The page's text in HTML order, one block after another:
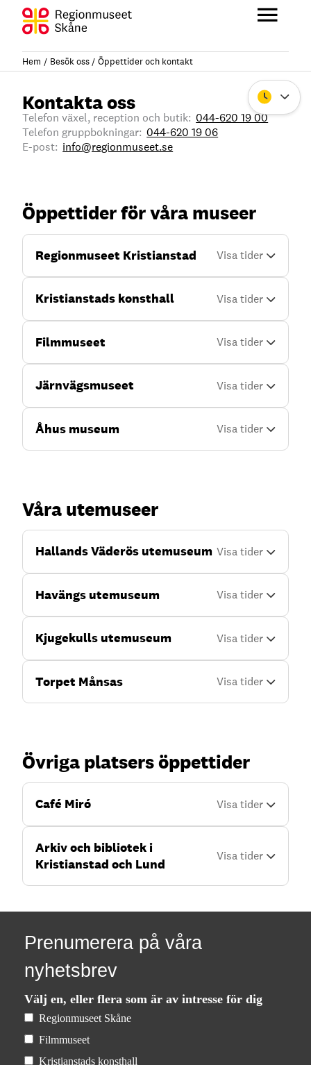
Hoppa
innehåll
Stäng
Hem Besök oss Öppettider och kontakt
Kontakta oss
Telefon växel, reception och butik: 044-620 19 00
Telefon gruppbokningar: 044-620 19 06
E-post: info@regionmuseet.se
Öppettider för våra museer
Regionmuseet Kristianstad
Kristianstads konsthall
Filmmuseet
Järnvägsmuseet
Åhus museum
Våra utemuseer
Hallands Väderös utemuseum
Havängs utemuseum
Kjugekulls utemuseum
Torpet Månsas
Övriga platsers öppettider
Café Miró
Arkiv och bibliotek i
Kristianstad och Lund
Prenumerera på våra
nyhetsbrev
Välj en, eller flera som är av intresse för dig
Regionmuseet Skåne
Filmmuseet
Kristianstads konsthall